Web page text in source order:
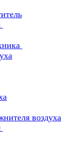
воздуха